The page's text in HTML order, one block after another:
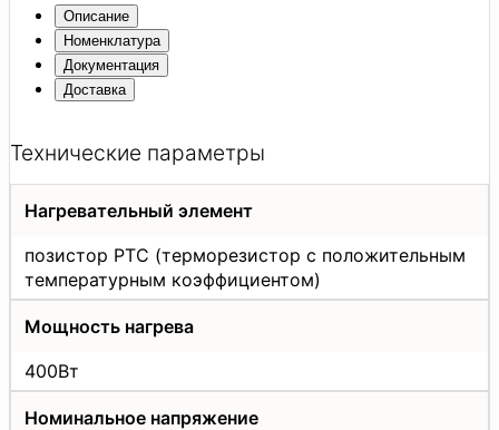
Описание
Номенклатура
Документация
Доставка
Технические параметры
Нагревательный элемент
позистор РТС (терморезистор с положительным
температурным коэффициентом)
Мощность нагрева
400Вт
Номинальное напряжение